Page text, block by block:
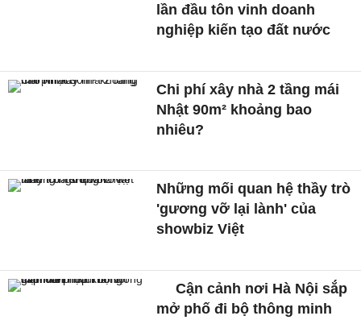
lần đầu tôn vinh doanh
nghiệp kiến tạo đất nước
Chi phí xây nhà 2 tầng mái
Nhật 90m² khoảng bao
nhiêu?
Những mối quan hệ thầy trò
'gương vỡ lại lành' của
showbiz Việt
Cận cảnh nơi Hà Nội sắp
mở phố đi bộ thông minh